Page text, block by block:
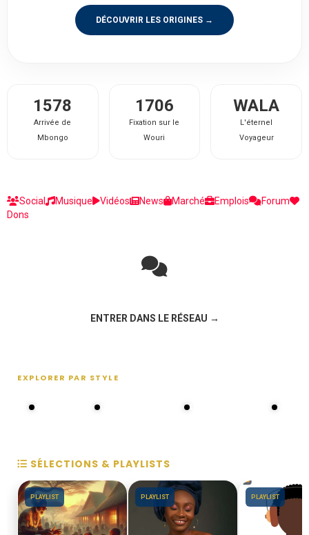
DÉCOUVRIR LES ORIGINES →
1578
Arrivée de
Mbongo
1706
Fixation sur le
Wouri
WALA
L'éternel
Voyageur
Social Musique Vidéos News Marché Emplois
Forum
Dons
ENTRER DANS LE RÉSEAU →
EXPLORER PAR STYLE
SÉLECTIONS & PLAYLISTS
PLAYLIST PLAYLIST PLAYLIST